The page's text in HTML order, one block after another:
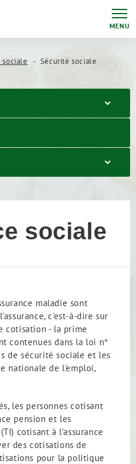
MENU
sociale Sécurité sociale
sociale
maladie sont
c'est-à-dire sur
cotisation - la prime
contenues dans la loi n°
de sécurité sociale et les
nationale de l'emploi,
les personnes cotisant
pension et les
cotisant à l’assurance
des cotisations de
pour la politique